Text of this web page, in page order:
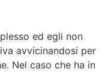
ed egli non
avvicinandosi per
Nel caso che ha in